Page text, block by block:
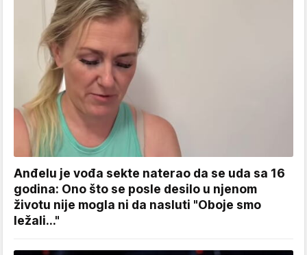
Anđelu je vođa sekte naterao da se uda sa 16
godina: Ono što se posle desilo u njenom
životu nije mogla ni da nasluti "Oboje smo
ležali..."